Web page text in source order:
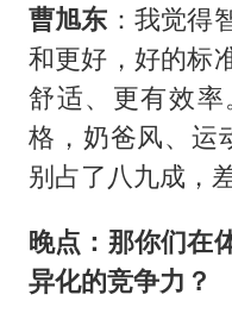
曹旭东 ：我觉得
和更好，好的标
舒适、更有效
格，奶爸风、
别占了八九成，
晚点：那你们在
异化的竞争力？